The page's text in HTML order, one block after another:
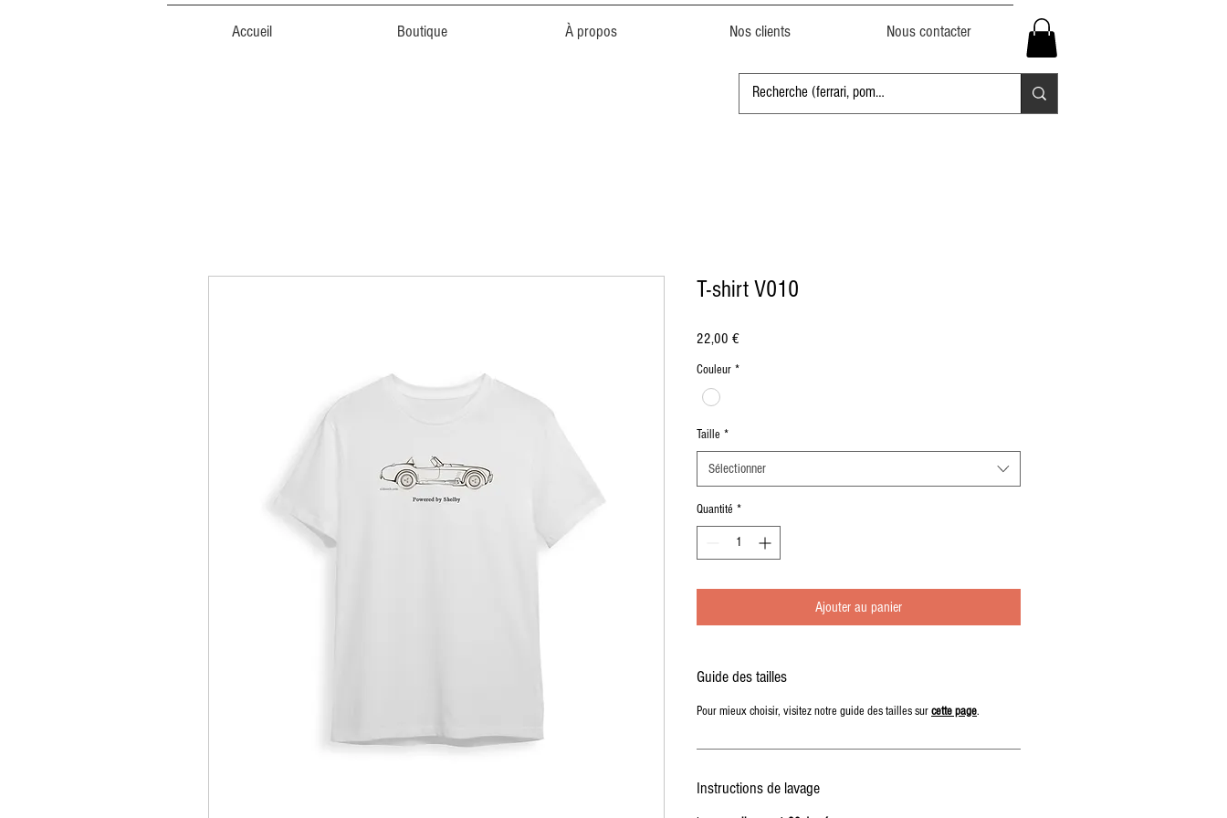
Accueil Boutique À propos Nos clients Nous contacter
T-shirt V010
22,00 €Prix
Couleur *
Taille *
Sélectionner
Quantité *
Ajouter au panier
Guide des tailles
Pour mieux choisir, visitez notre guide des tailles surcette page.
Instructions de lavage